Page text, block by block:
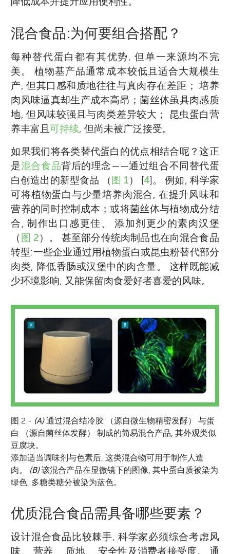
David L. Kaplan
David Julian McClements
年龄 12
混合食品:为何要组合搭配？
每种替代蛋白都有其优势, 但单一来源均不完
美。 植物基产品通常成本较低且适合大规模生
产, 但其口感和质地往往与真肉存在差距； 培养
肉风味逼真却生产成本高昂；菌丝体虽具肉感质
地, 但风味较强且与肉类差异较大； 昆虫蛋白营
养丰富且可持续, 但尚未被广泛接受。
如果我们将各类替代蛋白的优点相结合呢？这正
是混合食品背后的理念——通过组合不同替代蛋
白创造出的新型食品 （ 图 1） [4]。 例如, 科学家
可将植物蛋白与少量培养肉混合, 在提升风味和
营养的同时控制成本；或将菌丝体与植物成分结
合, 制作出口感更佳、 添加剂更少的素肉汉堡
（ 图 2）。 甚至部分传统肉制品也在向混合食品
转型:一些企业通过用植物蛋白或昆虫粉替代部分
肉类, 降低香肠或汉堡中的肉含量。 这样既能减
少环境影响, 又能保留肉食爱好者喜爱的风味。
图 2 - (A)通过混合结冷胶 （源自微生物精密发酵） 与蛋
白 （源自菌丝体发酵） 制成的简易混合产品, 其外观类似
豆腐块。
添加适当调味剂与色素后, 这类混合物可用于制作人造
肉。 (B)该混合产品在显微镜下的图像, 其中蛋白质被染为
绿色, 多糖类糖分被染为蓝色。
优质混合食品需具备哪些要素？
设计混合食品比较棘手, 科学家必须综合考虑风
味、 营养、 质地、 安全性及消费者接受度。 通